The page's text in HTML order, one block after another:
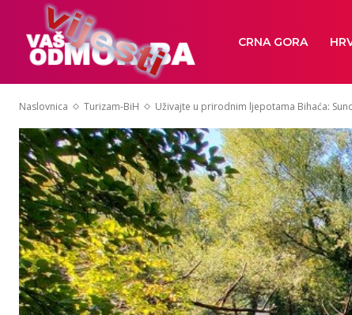
CRNA GORA
Naslovnica Turizam-BiH Uživajte u prirodnim ljepotama Bihaća: